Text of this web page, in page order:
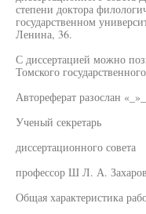
степени доктора
государственном
Ленина, 36.
С диссертацией можно
Томского
Автореферат разослан
Ученый секретарь
диссертационного совета
профессор Ш Л. А.
Общая характеристика